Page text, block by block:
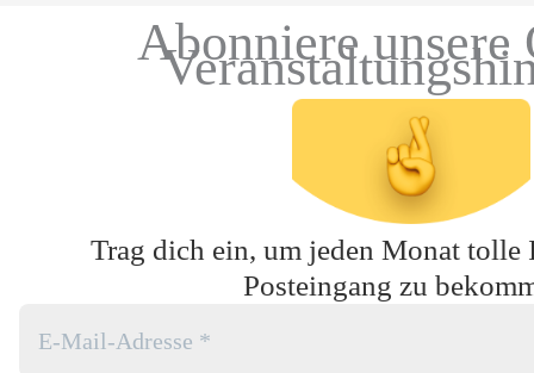
Abonniere unsere
Trag dich ein, um jeden Monat tolle
Posteingang zu